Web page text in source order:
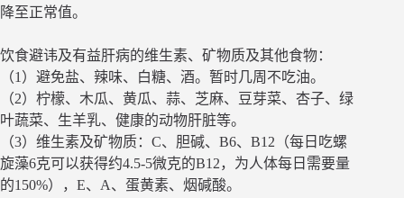
降至正常值。
饮食避讳及有益肝病的维生素、矿物质及其他食物：
（1）避免盐、辣味、白糖、酒。暂时几周不吃油。
（2）柠檬、木瓜、黄瓜、蒜、芝麻、豆芽菜、杏子、绿
叶蔬菜、生羊乳、健康的动物肝脏等。
（3）维生素及矿物质：C、胆碱、B6、B12（每日吃螺
旋藻6克可以获得约4.5-5微克的B12，为人体每日需要量
的150%），E、A、蛋黄素、烟碱酸。